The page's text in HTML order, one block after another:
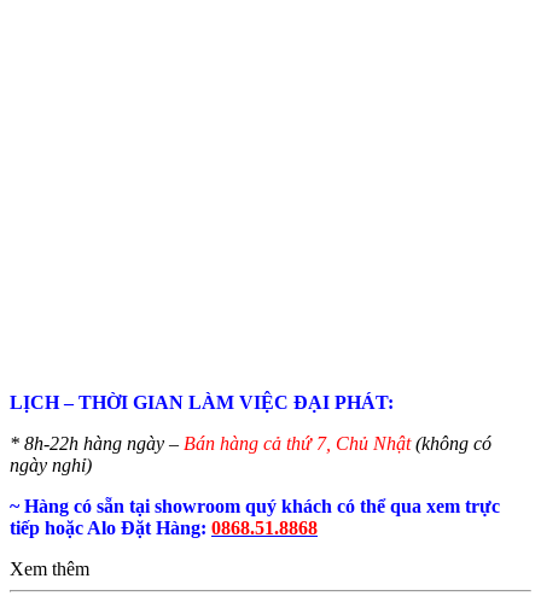
LỊCH – THỜI GIAN LÀM VIỆC ĐẠI PHÁT:
* 8h-22h hàng ngày – Bán hàng cả thứ 7, Chủ Nhật(không có
ngày nghỉ)
~ Hàng có sẵn tại showroom quý khách có thể qua xem trực
tiếp hoặc Alo Đặt Hàng: 0868.51.8868
Xem thêm